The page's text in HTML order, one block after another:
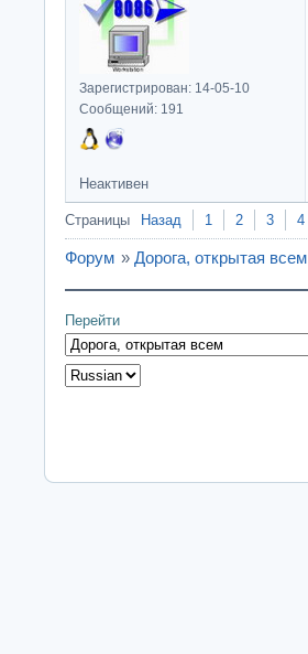
Зарегистрирован: 14-05-10
Сообщений: 191
Неактивен
Страницы Назад 1 2 3 4
Форум » Дорога, открытая всем
Перейти